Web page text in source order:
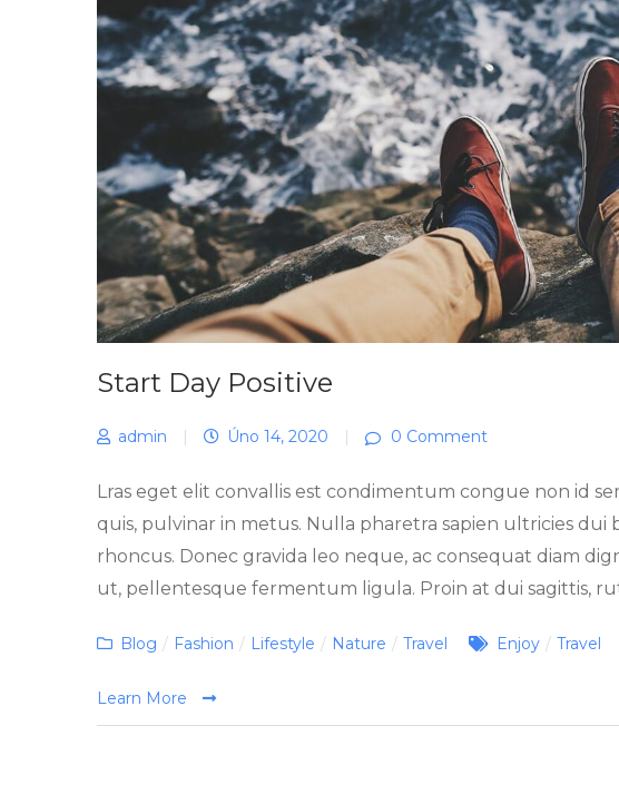
Start Day Positive
admin | Úno 14, 2020 | 0 Comment
Lras eget elit convallis est condimentum congue non id
quis, pulvinar in metus. Nulla pharetra sapien ultricies
rhoncus. Donec gravida leo neque, ac consequat diam
ut, pellentesque fermentum ligula. Proin at dui sagittis,
Categories
Blog / Fashion / Lifestyle / Nature / Travel Tags
Enjoy / Travel
Learn More